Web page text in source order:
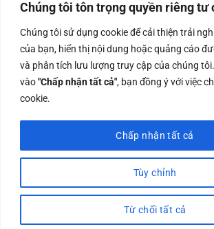
Chúng tôi tôn trọng quyền riêng tư
Chúng tôi sử dụng cookie để cải thiện trải
của bạn, hiển thị nội dung hoặc quảng cáo
và phân tích lưu lượng truy cập của chúng
vào"Chấp nhận tất cả", bạn đồng ý với việc
cookie.
Tùy chỉnh
Từ chối tất cả
Chấp nhận tất cả
Công ty TNHH Nam Bình Xương - Số
cấp ngày 14/06/2019 bởi Sở Kế Hoạch
Nội
Copyrights @2023 Nam Binh Xuong. All